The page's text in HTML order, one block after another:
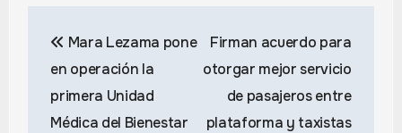
de
entradas
Mara Lezama pone
en operación la
primera Unidad
Médica del Bienestar
Firman acuerdo para
otorgar mejor servicio
de pasajeros entre
plataforma y taxistas